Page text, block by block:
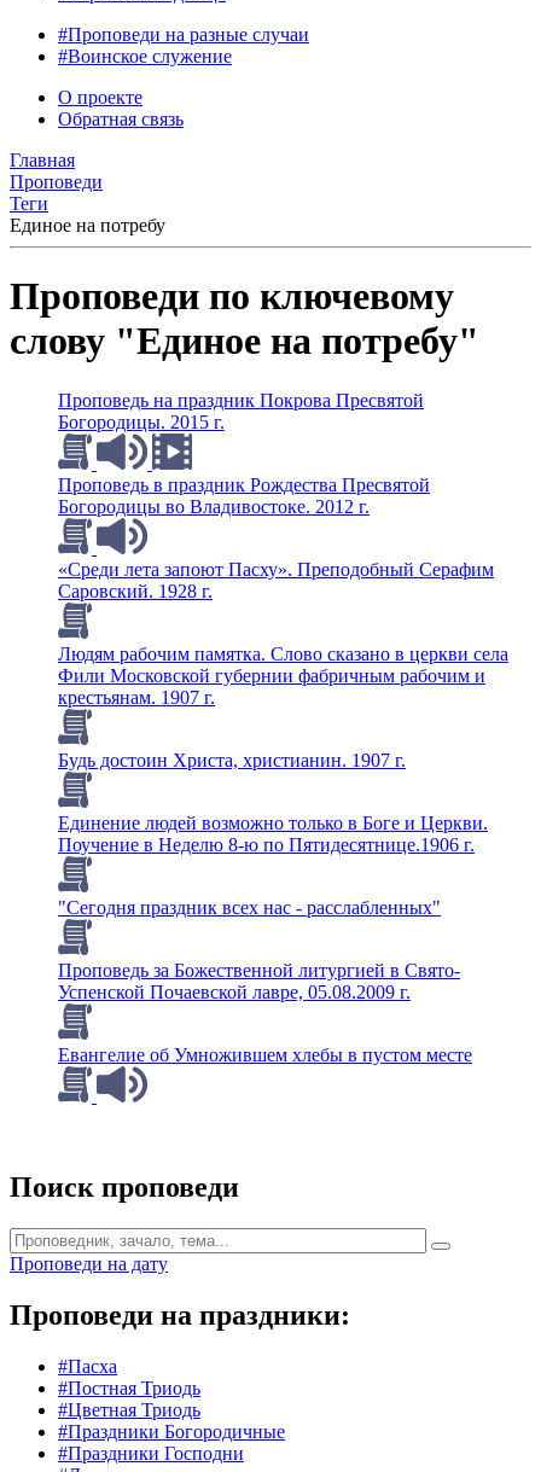
#Проповеди на разные случаи
#Воинское служение
О проекте
Обратная связь
Главная
Проповеди
Теги
Единое на потребу
Проповеди по ключевому
слову "Единое на потребу"
Проповедь на праздник Покрова Пресвятой
Богородицы. 2015 г.
Проповедь в праздник Рождества Пресвятой
Богородицы во Владивостоке. 2012 г.
«Среди лета запоют Пасху». Преподобный Серафим
Саровский. 1928 г.
Людям рабочим памятка. Слово сказано в церкви села
Фили Московской губернии фабричным рабочим и
крестьянам. 1907 г.
Будь достоин Христа, христианин. 1907 г.
Единение людей возможно только в Боге и Церкви.
Поучение в Неделю 8-ю по Пятидесятнице.1906 г.
"Сегодня праздник всех нас - расслабленных"
Проповедь за Божественной литургией в Свято-
Успенской Почаевской лавре, 05.08.2009 г.
Евангелие об Умножившем хлебы в пустом месте
Поиск проповеди
Проповеди на дату
Проповеди на праздники:
#Пасха
#Постная Триодь
#Цветная Триодь
#Праздники Богородичные
#Праздники Господни